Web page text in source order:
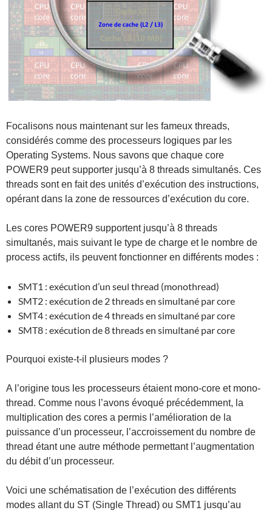
Focalisons nous maintenant sur les fameux threads,
considérés comme des processeurs logiques par les
Operating Systems. Nous savons que chaque core
POWER9 peut supporter jusqu’à 8 threads simultanés. Ces
threads sont en fait des unités d’exécution des instructions,
opérant dans la zone de ressources d’exécution du core.
Les cores POWER9 supportent jusqu’à 8 threads
simultanés, mais suivant le type de charge et le nombre de
process actifs, ils peuvent fonctionner en différents modes :
SMT1 : exécution d’un seul thread (monothread)
SMT2 : exécution de 2 threads en simultané par core
SMT4 : exécution de 4 threads en simultané par core
SMT8 : exécution de 8 threads en simultané par core
Pourquoi existe-t-il plusieurs modes ?
A l’origine tous les processeurs étaient mono-core et mono-
thread. Comme nous l’avons évoqué précédemment, la
multiplication des cores a permis l’amélioration de la
puissance d’un processeur, l’accroissement du nombre de
thread étant une autre méthode permettant l’augmentation
du débit d’un processeur.
Voici une schématisation de l’exécution des différents
modes allant du ST (Single Thread) ou SMT1 jusqu’au